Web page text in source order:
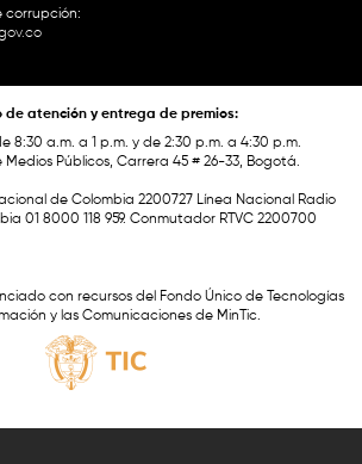
corrupción:
de atención y entrega de premios:
8:30 a.m. a 1 p.m. y de 2:30 p.m. a 4:30 p.m.
Medios Públicos, Carrera 45 # 26-33, Bogotá.
de Colombia 2200727 Línea Nacional Radio
01 8000 118 959. Conmutador RTVC 2200700
con recursos del Fondo Único de Tecnologías
y las Comunicaciones de MinTic.